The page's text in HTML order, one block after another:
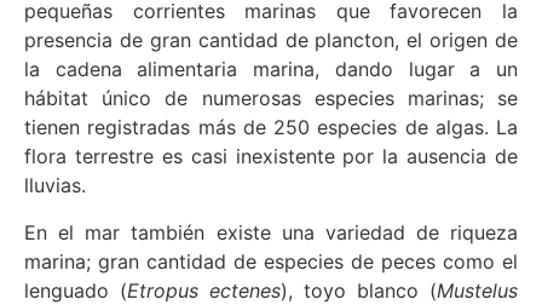
pequeñas corrientes marinas que favorecen la
presencia de gran cantidad de plancton, el origen de
la cadena alimentaria marina, dando lugar a un
hábitat único de numerosas especies marinas; se
tienen registradas más de 250 especies de algas. La
flora terrestre es casi inexistente por la ausencia de
lluvias.
En el mar también existe una variedad de riqueza
marina; gran cantidad de especies de peces como el
lenguado (Etropus ectenes), toyo blanco (Mustelus